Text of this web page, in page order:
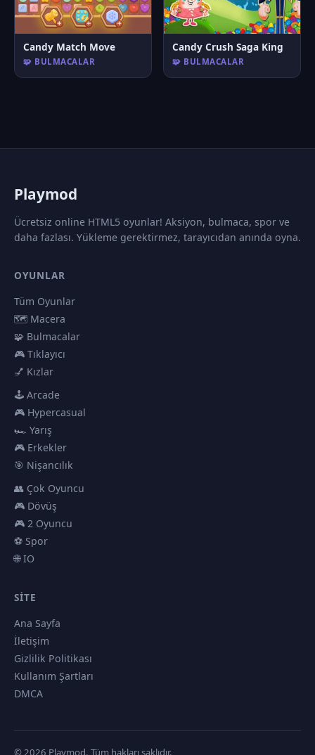
Candy Match Move
🧩 BULMACALAR
Candy Crush Saga King
🧩 BULMACALAR
Playmod
Ücretsiz online HTML5 oyunlar! Aksiyon, bulmaca, spor ve
daha fazlası. Yükleme gerektirmez, tarayıcıdan anında oyna.
OYUNLAR
Tüm Oyunlar
🗺️ Macera
🧩 Bulmacalar
🎮 Tıklayıcı
💅 Kızlar
🕹️ Arcade
🎮 Hypercasual
🏎️ Yarış
🎮 Erkekler
🎯 Nişancılık
👥 Çok Oyuncu
🎮 Dövüş
🎮 2 Oyuncu
⚽ Spor
🌐 IO
SITE
Ana Sayfa
İletişim
Gizlilik Politikası
Kullanım Şartları
DMCA
© 2026 Playmod. Tüm hakları saklıdır.